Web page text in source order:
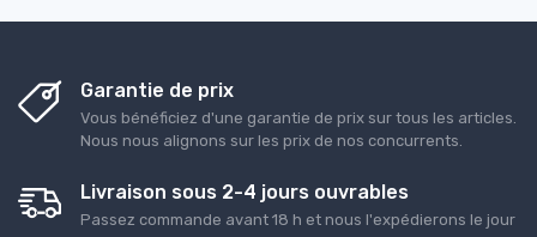
Garantie de prix
Vous bénéficiez d'une garantie de prix sur tous les articles.
Nous nous alignons sur les prix de nos concurrents.
Livraison sous 2-4 jours ouvrables
Passez commande avant 18 h et nous l'expédierons le jour